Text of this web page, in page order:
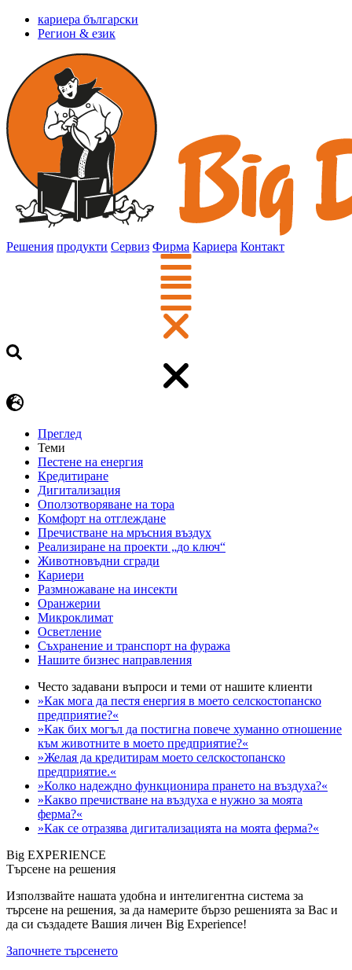
кариера български
Регион & език
Решения продукти Сервиз Фирма Кариера Контакт
Преглед
Теми
Пестене на енергия
Кредитиране
Дигитализация
Оползотворяване на тора
Комфорт на отглеждане
Пречистване на мръсния въздух
Реализиране на проекти „до ключ“
Животновъдни сгради
Кариери
Размножаване на инсекти
Оранжерии
Микроклимат
Осветление
Съхранение и транспорт на фуража
Нашите бизнес направления
Често задавани въпроси и теми от нашите клиенти
»Как мога да пестя енергия в моето селскостопанско
предприятие?«
»Как бих могъл да постигна повече хуманно отношение
към животните в моето предприятие?«
»Желая да кредитирам моето селскостопанско
предприятие.«
»Колко надеждно функционира прането на въздуха?«
»Какво пречистване на въздуха е нужно за моята
ферма?«
»Как се отразява дигитализацията на моята ферма?«
Big EXPERIENCE
Търсене на решения
Използвайте нашата удобна и интелигентна система за
търсене на решения, за да намерите бързо решенията за Вас и
да си създадете Вашия личен Big Experience!
Започнете търсенето